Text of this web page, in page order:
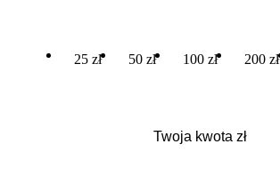
25 zł 50 zł 100 zł 200 zł